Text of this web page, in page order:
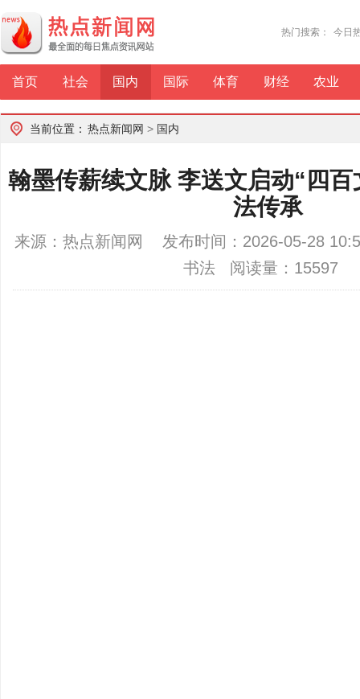
热门搜索： 今日
首页 社会 国内 国际 体育 财经 农业
当前位置： 热点新闻网 > 国内
翰墨传薪续文脉 李送文启动“四
法传承
来源：热点新闻网 发布时间：2026-05-28
书法 阅读量：15597